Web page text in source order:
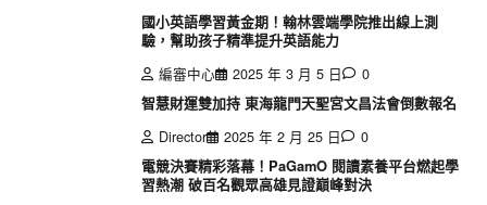
國小英語學習黃金期！翰林雲端學院推出線上測
驗，幫助孩子精準提升英語能力
編審中心
2025 年 3 月 5 日
0
智慧財運雙加持 東海龍門天聖宮文昌法會倒數報名
Director
2025 年 2 月 25 日
0
電競決賽精彩落幕！PaGamO 閱讀素養平台燃起學
習熱潮 破百名觀眾高雄見證巔峰對決